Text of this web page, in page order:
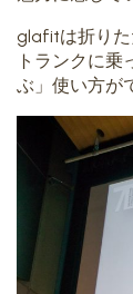
glafitは折り
トランクに
ぶ」使い方が